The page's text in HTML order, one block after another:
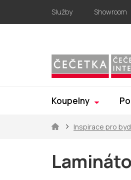
obsah
Služby Showroom
Koupelny
DomůInspirace pro